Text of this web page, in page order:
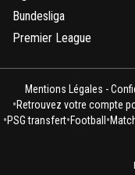
Bundesliga
Premier League
Mentions Légales -
•Retrouvez votre compte
•PSG transfert•Football •